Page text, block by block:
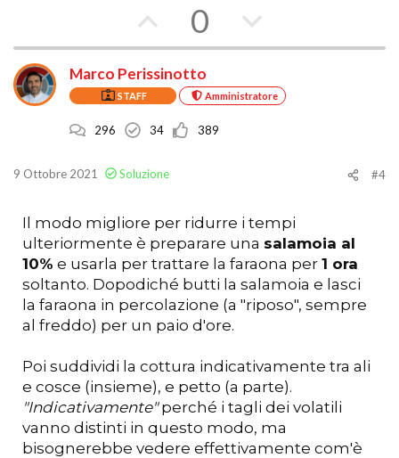
o
t
a
a
f
a
v
o
r
e
0
o
t
a
n
t
r
o
Marco Perissinotto
STAFF Amministratore
296 34 389
9 Ottobre 2021 Soluzione #4
Il modo migliore per ridurre i tempi
ulteriormente è preparare una salamoia al
10% e usarla per trattare la faraona per 1 ora
soltanto. Dopodiché butti la salamoia e lasci
la faraona in percolazione (a "riposo", sempre
al freddo) per un paio d'ore.
Poi suddividi la cottura indicativamente tra ali
e cosce (insieme), e petto (a parte).
"Indicativamente"perché i tagli dei volatili
vanno distinti in questo modo, ma
bisognerebbe vedere effettivamente com'è